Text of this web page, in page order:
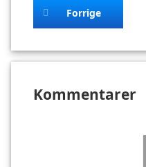
Forrige
Kommentarer